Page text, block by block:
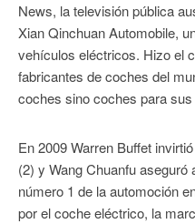
News, la televisión pública
Xian Qinchuan Automobile,
vehículos eléctricos. Hizo el
fabricantes de coches del
coches sino coches para
En 2009 Warren Buffet
(2) y Wang Chuanfu
número 1 de la automoción
por el coche eléctrico, la